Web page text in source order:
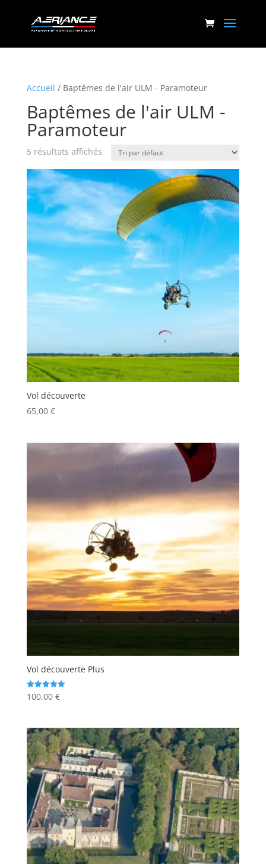
Accueil / Baptêmes de l'air ULM - Paramoteur
Baptêmes de l'air ULM -
Paramoteur
5 résultats affichés
Vol découverte
65,00 €
Vol découverte Plus
Note
5.00
100,00 €